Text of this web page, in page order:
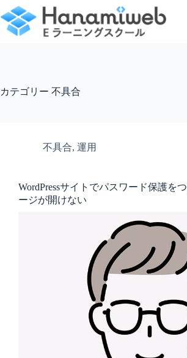
ン
テ
キ
カテゴリー 不具合
不具合, 運用
WordPressサイトでパスワード保護を
ージが開けない